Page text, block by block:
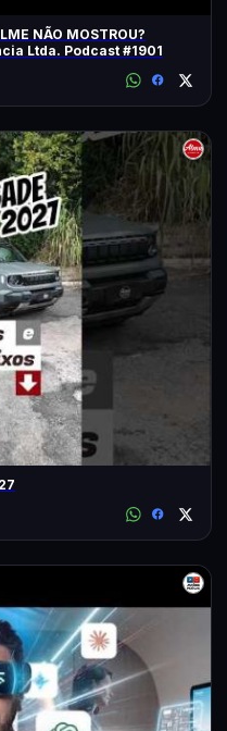
NÃO MOSTROU?
Ltda. Podcast #1901